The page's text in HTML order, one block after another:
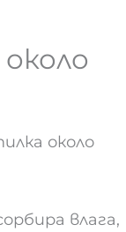
около
влага,